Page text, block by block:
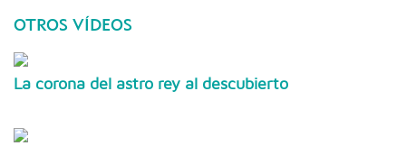
OTROS VÍDEOS
La corona del astro rey al descubierto